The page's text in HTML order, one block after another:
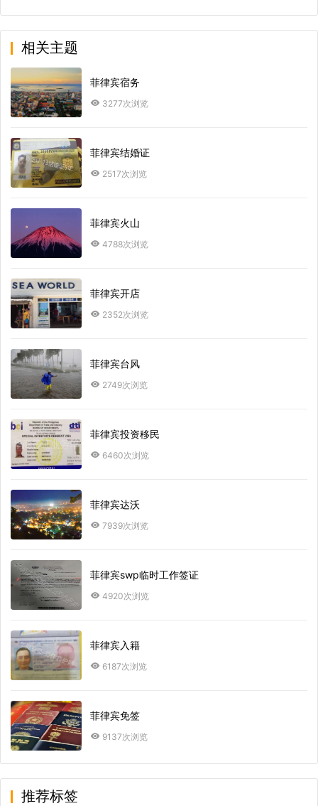
相关主题
菲律宾宿务
3277次浏览
菲律宾结婚证
2517次浏览
菲律宾火山
4788次浏览
菲律宾开店
2352次浏览
菲律宾台风
2749次浏览
菲律宾投资移民
6460次浏览
菲律宾达沃
7939次浏览
菲律宾swp临时工作签证
4920次浏览
菲律宾入籍
6187次浏览
菲律宾免签
9137次浏览
推荐标签